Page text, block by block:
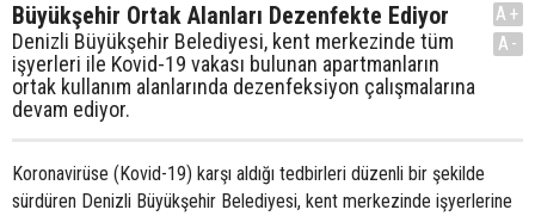
Büyükşehir Ortak Alanları Dezenfekte Ediyor
Denizli Büyükşehir Belediyesi, kent merkezinde tüm
işyerleri ile Kovid-19 vakası bulunan apartmanların
ortak kullanım alanlarında dezenfeksiyon çalışmalarına
devam ediyor.
A+
A-
Koronavirüse (Kovid-19) karşı aldığı tedbirleri düzenli bir şekilde
sürdüren Denizli Büyükşehir Belediyesi, kent merkezinde işyerlerine